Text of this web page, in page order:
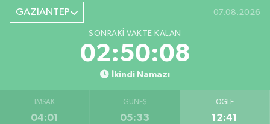
GAZİANTEP 07.08.2026
SONRAKI VAKTE KALAN
02:50:08
İkindi Namazı
İMSAK
04:01
GÜNEŞ
05:33
ÖĞLE
12:41